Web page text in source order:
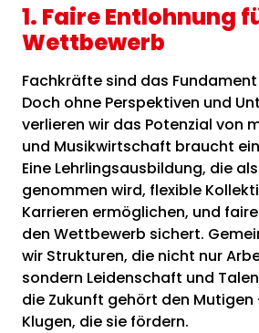
1. Faire Entlohnung
Wettbewerb
Fachkräfte sind das
Doch ohne Perspektiven und
verlieren wir das Potenzial von
und Musikwirtschaft braucht
Eine Lehrlingsausbildung, die
genommen wird, flexible
Karrieren ermöglichen, und
den Wettbewerb sichert.
wir Strukturen, die nicht nur
sondern Leidenschaft und
die Zukunft gehört den Mutigen
Klugen, die sie fördern.